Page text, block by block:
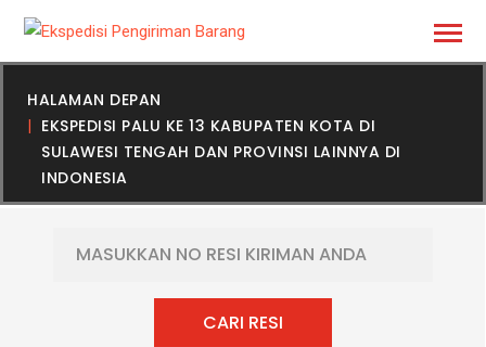
HALAMAN DEPAN
EKSPEDISI PALU KE 13 KABUPATEN KOTA DI
SULAWESI TENGAH DAN PROVINSI LAINNYA DI
INDONESIA